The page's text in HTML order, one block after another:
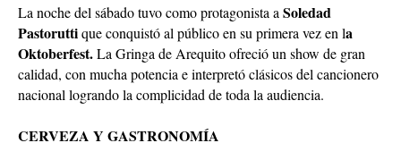
La noche del sábado tuvo como protagonista a Soledad
Pastoruttique conquistó al público en su primera vez en la
Oktoberfest.La Gringa de Arequito ofreció un show de gran
calidad, con mucha potencia e interpretó clásicos del cancionero
nacional logrando la complicidad de toda la audiencia.
CERVEZA Y GASTRONOMÍA